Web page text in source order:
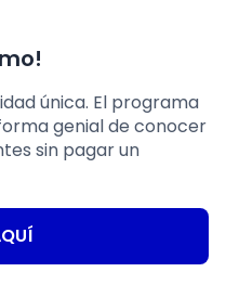
única. El programa
genial de conocer
sin pagar un